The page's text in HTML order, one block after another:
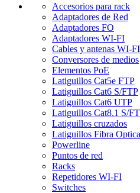
Accesorios para rack
Adaptadores de Red
Adaptadores FO
Adaptadores WI-FI
Cables y antenas WI-FI
Conversores de medios
Elementos PoE
Latiguillos Cat5e FTP
Latiguillos Cat6 S/FTP
Latiguillos Cat6 UTP
Latiguillos Cat8.1 S/
Latiguillos cruzados
Latiguillos Fibra Optica
Powerline
Puntos de red
Racks
Repetidores WI-FI
Switches